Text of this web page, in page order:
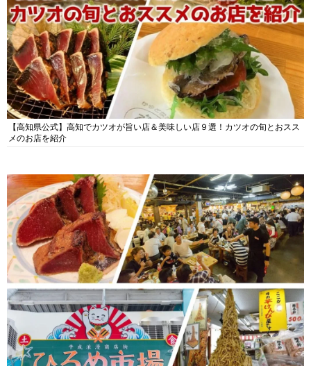
【高知県公式】高知でカツオが旨い店＆美味しい店９選！カツオの旬とおスス
メのお店を紹介